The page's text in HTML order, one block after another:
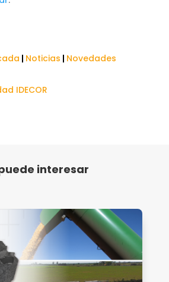
| Noticias | Novedades
IDECOR
interesar